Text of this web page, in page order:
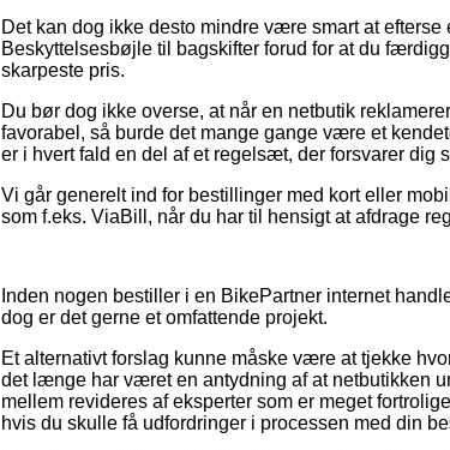
Det kan dog ikke desto mindre være smart at
Beskyttelsesbøjle til bagskifter forud for at du
skarpeste pris.
Du bør dog ikke overse, at når en netbutik
favorabel, så burde det mange gange være et
er i hvert fald en del af et regelsæt, der forsvarer dig
Vi går generelt ind for bestillinger med kort eller
som f.eks. ViaBill, når du har til hensigt at afdrage
Inden nogen bestiller i en BikePartner internet
dog er det gerne et omfattende projekt.
Et alternativt forslag kunne måske være at tjekke
det længe har været en antydning af at netbutikken
mellem revideres af eksperter som er meget
hvis du skulle få udfordringer i processen med din